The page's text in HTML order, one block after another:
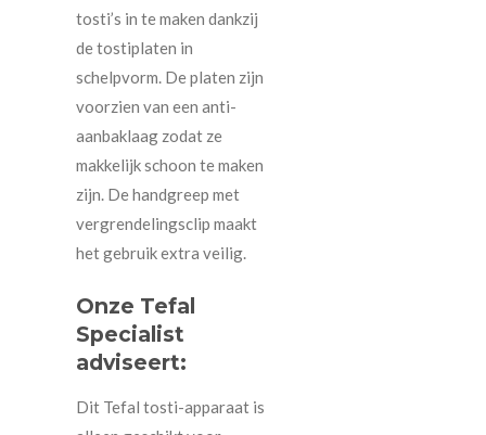
tosti’s in te maken dankzij
de tostiplaten in
schelpvorm. De platen zijn
voorzien van een anti-
aanbaklaag zodat ze
makkelijk schoon te maken
zijn. De handgreep met
vergrendelingsclip maakt
het gebruik extra veilig.
Onze Tefal
Specialist
adviseert:
Dit Tefal tosti-apparaat is